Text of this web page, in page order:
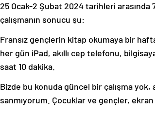
25 Ocak-2 Şubat 2024 tarihleri arasında
çalışmanın sonucu şu:
Fransız gençlerin kitap okumaya bir
her gün iPad, akıllı cep telefonu,
saat 10 dakika.
Bizde bu konuda güncel bir çalışma yok,
sanmıyorum. Çocuklar ve gençler,